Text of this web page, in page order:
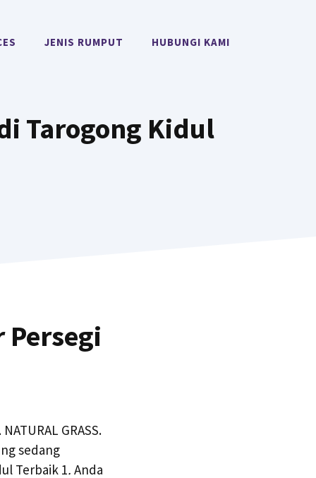
JENIS RUMPUT HUBUNGI KAMI
Tarogong Kidul
Persegi
NATURAL GRASS.
sedang
Terbaik 1. Anda